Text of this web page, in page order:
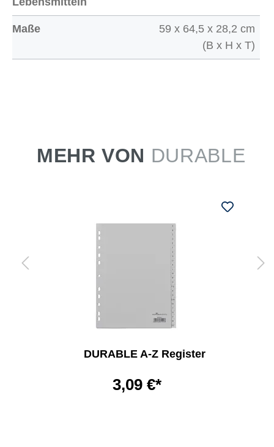
Maße
59 x 64,5 x 28,2 cm
(B x H x T)
MEHR VON DURABLE
DURABLE A-Z Register
3,09 €*